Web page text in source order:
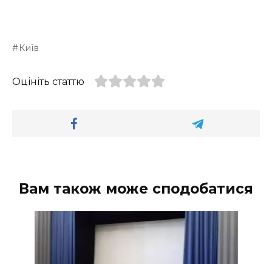
Київ
Оцініть статтю
Вам також може сподобатися